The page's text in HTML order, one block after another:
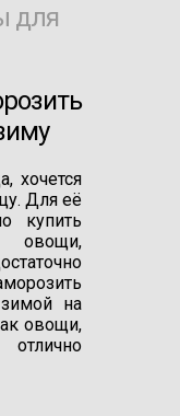
для
хочется
Для её
купить
на
овощи,